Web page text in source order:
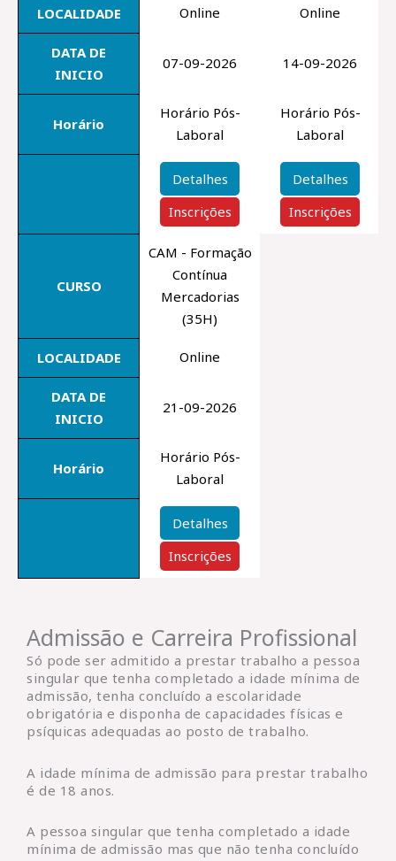
LOCALIDADE Online Online
DATA DE
INICIO
07-09-2026 14-09-2026
Horário
Horário Pós-
Laboral
Horário Pós-
Laboral
Detalhes
Inscrições
Detalhes
Inscrições
CURSO
CAM - Formação
Contínua
Mercadorias
(35H)
LOCALIDADE Online
DATA DE
INICIO
21-09-2026
Horário
Horário Pós-
Laboral
Detalhes
Inscrições
Admissão e Carreira Profissional
Só pode ser admitido a prestar trabalho a pessoa
singular que tenha completado a idade mínima de
admissão, tenha concluído a escolaridade
obrigatória e disponha de capacidades físicas e
psíquicas adequadas ao posto de trabalho.
A idade mínima de admissão para prestar trabalho
é de 18 anos.
A pessoa singular que tenha completado a idade
mínima de admissão mas que não tenha concluído